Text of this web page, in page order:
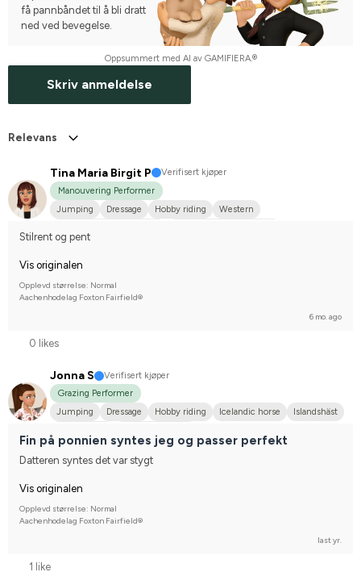
få pannbåndet til å bli dratt
ned ved bevegelse.
Oppsummert med AI av GAMIFIERA.®
Skriv anmeldelse
Relevans
Tina Maria Birgit P
Verifisert kjøper
Manouvering Performer
Jumping
Dressage Hobby riding
Western
Compete on hobby-level
Stilrent og pent
Vis originalen
Opplevd størrelse: Normal
Aachenhodelag Foxton Fairfield®
6 mo. ago
0 likes
Jonna S
Verifisert kjøper
Grazing Performer
Jumping
Dressage Hobby riding Icelandic horse
Islandshäst
Fin på ponnien syntes jeg og passer perfekt
Datteren syntes det var stygt
Vis originalen
Opplevd størrelse: Normal
Aachenhodelag Foxton Fairfield®
last yr.
1 like